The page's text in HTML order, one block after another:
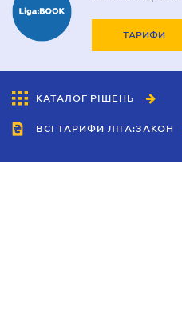
ТАРИФИ
КАТАЛОГ РІШЕНЬ
ВСІ ТАРИФИ ЛІГА:ЗАКОН